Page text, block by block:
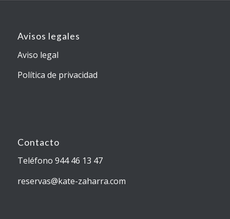
Avisos legales
Aviso legal
Política de privacidad
Contacto
Teléfono 944 46 13 47
reservas@kate-zaharra.com